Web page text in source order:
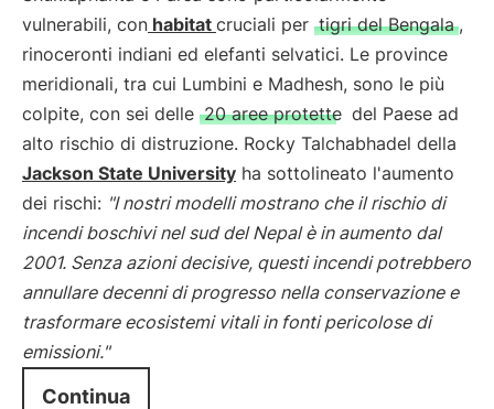
vulnerabili, con habitat cruciali per tigri del Bengala ,
rinoceronti indiani ed elefanti selvatici. Le province
meridionali, tra cui Lumbini e Madhesh, sono le più
colpite, con sei delle 20 aree protette del Paese ad
alto rischio di distruzione. Rocky Talchabhadel della
Jackson State University ha sottolineato l'aumento
dei rischi: "I nostri modelli mostrano che il rischio di
incendi boschivi nel sud del Nepal è in aumento dal
2001. Senza azioni decisive, questi incendi potrebbero
annullare decenni di progresso nella conservazione e
trasformare ecosistemi vitali in fonti pericolose di
emissioni."
Continua